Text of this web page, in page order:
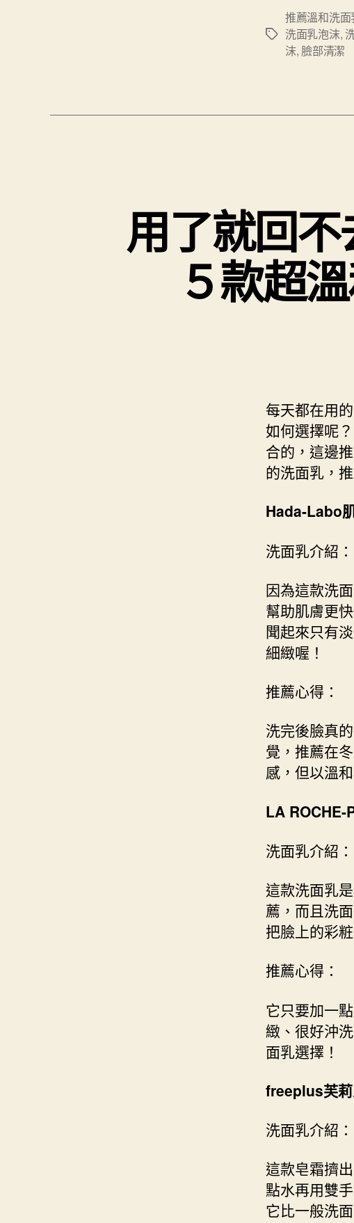
標
推薦溫和洗面
洗面乳泡沫,
沫, 臉部清潔
用了就回
５款超
每天都在用
如何選擇呢
合的，這邊
的洗面乳，
Hada-Labo
洗面乳介紹：
因為這款洗
幫助肌膚更
聞起來只有
細緻喔！
推薦心得：
洗完後臉真
覺，推薦在
感，但以溫
LA ROCHE-
洗面乳介紹：
這款洗面乳
薦，而且洗
把臉上的彩
推薦心得：
它只要加一
緻、很好沖
面乳選擇！
freeplus芙
洗面乳介紹：
這款皂霜擠
點水再用雙
它比一般洗